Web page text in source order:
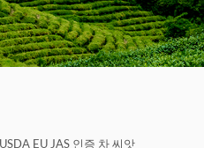
EU JAS 인증 차 씨앗